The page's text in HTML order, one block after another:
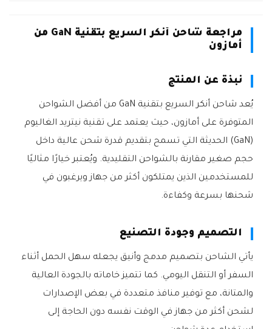
مراجعة شاحن أنكر السريع بتقنية GaN من
أمازون
نبذة عن المنتج
يُعد شاحن أنكر السريع بتقنية GaN من أفضل الشواحن
المتوفرة على أمازون، حيث يعتمد على تقنية نيتريد الغاليوم
(GaN) الحديثة التي تسمح بتقديم قدرة شحن عالية داخل
حجم صغير مقارنة بالشواحن التقليدية. ويُعتبر خيارًا مثاليًا
للمستخدمين الذين يمتلكون أكثر من جهاز ويرغبون في
شحنها بسرعة وكفاءة.
التصميم وجودة التصنيع
يأتي الشاحن بتصميم مدمج وأنيق يجعله سهل الحمل أثناء
السفر أو التنقل اليومي. كما تتميز خاماته بالجودة العالية
والمتانة، مع توفير منافذ متعددة في بعض الإصدارات
لشحن أكثر من جهاز في الوقت نفسه دون الحاجة إلى